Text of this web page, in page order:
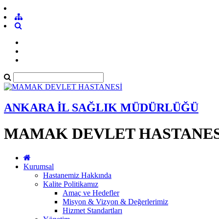
ANKARA İL SAĞLIK MÜDÜRLÜĞÜ
MAMAK DEVLET
Kurumsal
Hastanemiz Hakkında
Kalite Politikamız
Amaç ve Hedefler
Misyon & Vizyon & Değerlerimiz
Hizmet Standartları